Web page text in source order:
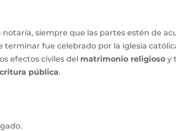
notaría, siempre que las partes estén de
fue celebrado por la iglesia
efectos civiles del matrimonio religioso y
pública.